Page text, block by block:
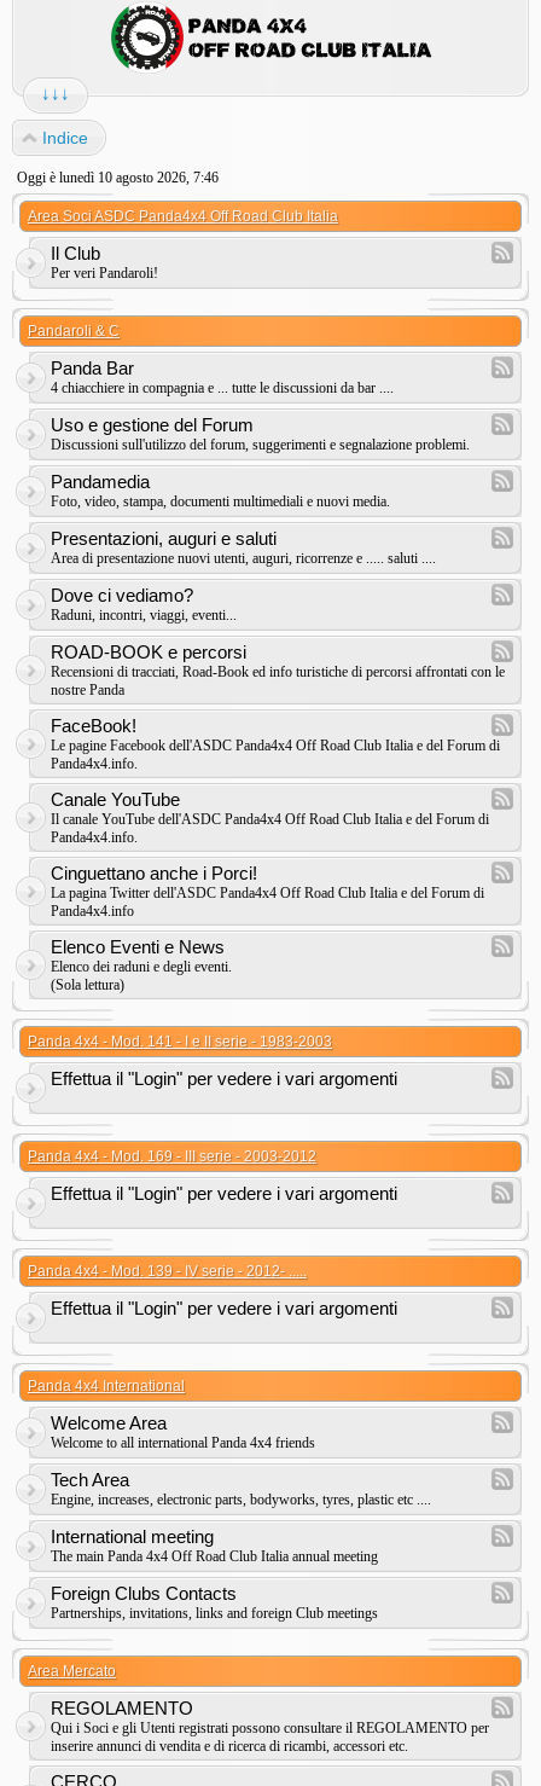
↓↓↓
Indice
Oggi è lunedì 10 agosto 2026, 7:46
Area Soci ASDC Panda4x4 Off Road Club Italia
Il Club
Per veri Pandaroli!
Pandaroli & C
Panda Bar
4 chiacchiere in compagnia e ... tutte le discussioni da bar ....
Uso e gestione del Forum
Discussioni sull'utilizzo del forum, suggerimenti e segnalazione problemi.
Pandamedia
Foto, video, stampa, documenti multimediali e nuovi media.
Presentazioni, auguri e saluti
Area di presentazione nuovi utenti, auguri, ricorrenze e ..... saluti ....
Dove ci vediamo?
Raduni, incontri, viaggi, eventi...
ROAD-BOOK e percorsi
Recensioni di tracciati, Road-Book ed info turistiche di percorsi affrontati con le
nostre Panda
FaceBook!
Le pagine Facebook dell'ASDC Panda4x4 Off Road Club Italia e del Forum di
Panda4x4.info.
Canale YouTube
Il canale YouTube dell'ASDC Panda4x4 Off Road Club Italia e del Forum di
Panda4x4.info.
Cinguettano anche i Porci!
La pagina Twitter dell'ASDC Panda4x4 Off Road Club Italia e del Forum di
Panda4x4.info
Elenco Eventi e News
Elenco dei raduni e degli eventi.
(Sola lettura)
Panda 4x4 - Mod. 141 - I e II serie - 1983-2003
Effettua il "Login" per vedere i vari argomenti
Panda 4x4 - Mod. 169 - III serie - 2003-2012
Effettua il "Login" per vedere i vari argomenti
Panda 4x4 - Mod. 139 - IV serie - 2012- .....
Effettua il "Login" per vedere i vari argomenti
Panda 4x4 International
Welcome Area
Welcome to all international Panda 4x4 friends
Tech Area
Engine, increases, electronic parts, bodyworks, tyres, plastic etc ....
International meeting
The main Panda 4x4 Off Road Club Italia annual meeting
Foreign Clubs Contacts
Partnerships, invitations, links and foreign Club meetings
Area Mercato
REGOLAMENTO
Qui i Soci e gli Utenti registrati possono consultare il REGOLAMENTO per
inserire annunci di vendita e di ricerca di ricambi, accessori etc.
CERCO